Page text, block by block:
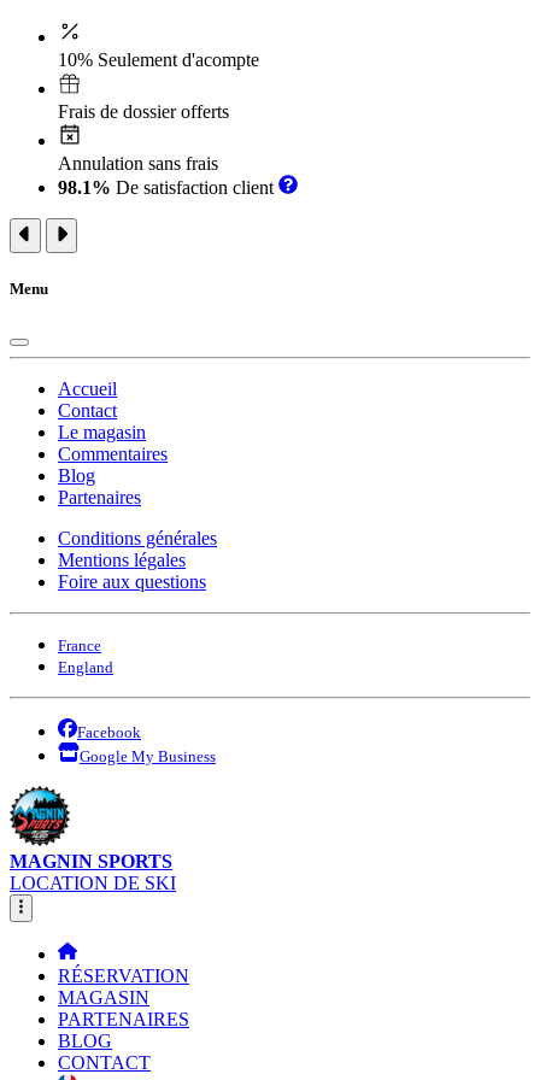
10% Seulement d'acompte
Frais de dossier offerts
Annulation sans frais
98.1% De satisfaction client
Menu
Accueil
Contact
Le magasin
Commentaires
Blog
Partenaires
Conditions générales
Mentions légales
Foire aux questions
France
England
Facebook
Google My Business
MAGNIN SPORTS
LOCATION DE SKI
RÉSERVATION
MAGASIN
PARTENAIRES
BLOG
CONTACT